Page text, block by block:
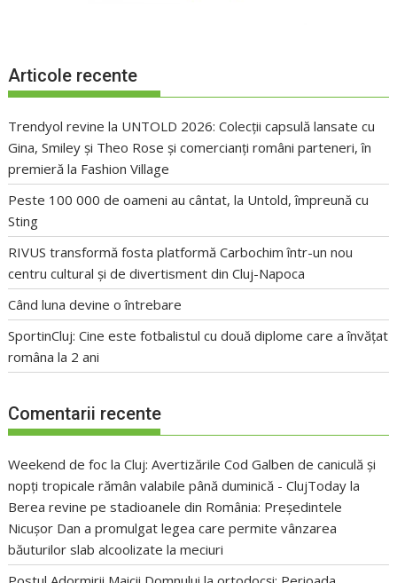
Articole recente
Trendyol revine la UNTOLD 2026: Colecții capsulă lansate cu
Gina, Smiley și Theo Rose și comercianți români parteneri, în
premieră la Fashion Village
Peste 100 000 de oameni au cântat, la Untold, împreună cu
Sting
RIVUS transformă fosta platformă Carbochim într-un nou
centru cultural și de divertisment din Cluj-Napoca
Când luna devine o întrebare
SportinCluj: Cine este fotbalistul cu două diplome care a învățat
româna la 2 ani
Comentarii recente
Weekend de foc la Cluj: Avertizările Cod Galben de caniculă și
nopți tropicale rămân valabile până duminică - ClujToday la
Berea revine pe stadioanele din România: Președintele
Nicușor Dan a promulgat legea care permite vânzarea
băuturilor slab alcoolizate la meciuri